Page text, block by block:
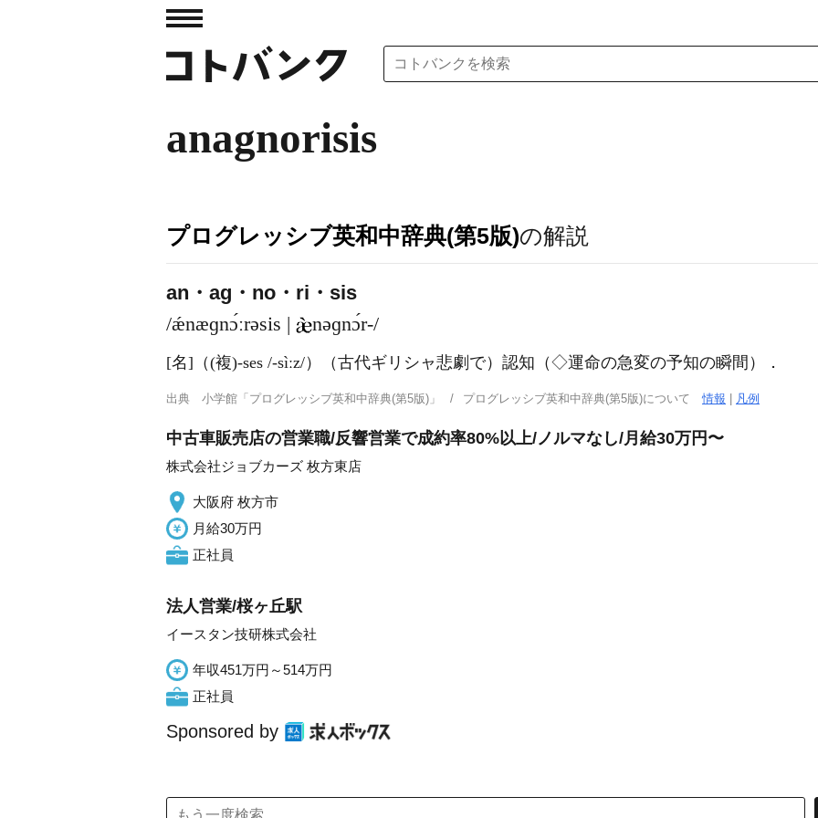
anagnorisis
プログレッシブ英和中辞典(第5版)の解説
an・ag・no・ri・sis
/ǽnæɡnɔ́ːrəsis | nəɡnɔ́r-/
[名] （(複)-ses /-sìːz/） （古代ギリシャ悲劇で）認知（◇運命の急変の予知の瞬間） ．
出典 小学館「プログレッシブ英和中辞典(第5版)」 プログレッシブ英和中辞典(第5版)について情報 凡例
中古車販売店の営業職/反響営業で成約率80%以上/ノルマなし/月給30万円〜
株式会社ジョブカーズ 枚方東店
大阪府 枚方市
月給30万円
正社員
法人営業/桜ヶ丘駅
イースタン技研株式会社
年収451万円～514万円
正社員
Sponsored by